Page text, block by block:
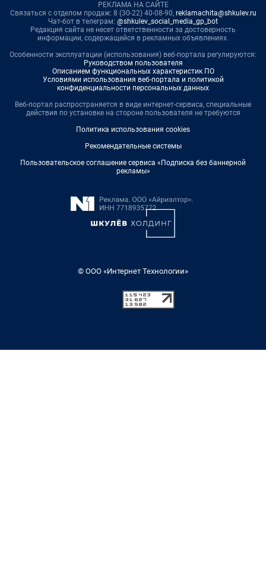
РЕКЛАМА НА САЙТЕ
Связаться с отделом продаж: 8 (30-22) 40-08-90, reklamachita@shkulev.ru
Чат-бот в телеграм: @shkulev_social_media_gp_bot
Редакция сайта не несет ответственности за достоверность
информации, содержащейся в рекламных объявлениях.
Особенности эксплуатации (использования) веб-портала регулируются:
Руководством пользователя
Описанием функциональных характеристик ПО
Условиями использования веб-портала и политикой
конфиденциальности персональных данных
Веб-портал распространяется в виде интернет-сервиса, специальные
действия по установке на стороне пользователя не требуются
Политика использования cookies
Рекомендательные системы
Пользовательское соглашение сервиса «Подписка без баннерной
рекламы»
© ООО «Интернет Технологии»